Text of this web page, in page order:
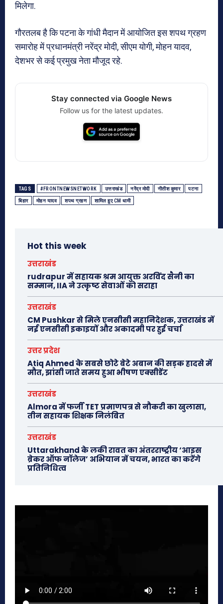
मिलेगा.
गौरतलब है कि पटना के गांधी मैदान में आयोजित इस शपथ ग्रहण
समारोह में प्रधानमंत्री नरेंद्र मोदी, सीएम योगी, मोहन यादव,
देशभर से कई प्रमुख नेता मौजूद रहे.
Stay connected via Google News
Follow us for the latest updates.
TAGS #FRONTNEWSNETWORK उत्तराखंड नरेंद्र मोदी नीतीश कुमार पटना
बिहार मोहन यादव शपथ ग्रहण शामिल हुए CM धामी
Hot this week
उत्तराखंड
rudrapur में सहायक श्रम आयुक्त अरविंद सैनी का
सम्मान, IIA ने उत्कृष्ट सेवाओं को सराहा
उत्तराखंड
CM Pushkar से मिले एनसीसी महानिदेशक, उत्तराखंड में
नई एनसीसी इकाइयों और अकादमी पर हुई चर्चा
उत्तर प्रदेश
Atiq Ahmed के सबसे छोटे बेटे अबान की सड़क हादसे में
मौत, झांसी जाते समय हुआ भीषण एक्सीडेंट
उत्तराखंड
Almora में फर्जी TET प्रमाणपत्र से नौकरी का खुलासा,
तीन सहायक शिक्षक निलंबित
उत्तराखंड
Uttarakhand के लकी रावत का अंतरराष्ट्रीय ‘आइस
ब्रेकर ऑफ नॉलेज’ अभियान में चयन, भारत का करेंगे
प्रतिनिधित्व